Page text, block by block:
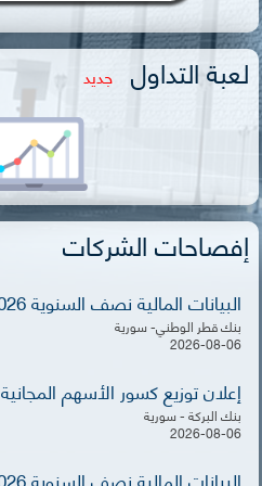
لعبة التداول جديد
إفصاحات الشركات
البيانات المالية نصف السنوية 2026
بنك قطر الوطني- سورية
2026-08-06
إعلان توزيع كسور الأسهم المجانية
بنك البركة - سورية
2026-08-06